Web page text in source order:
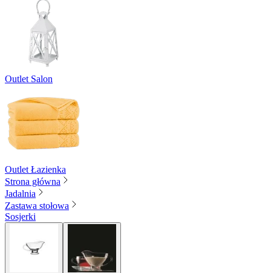
Outlet Salon
Outlet Łazienka
Strona główna
Jadalnia
Zastawa stołowa
Sosjerki